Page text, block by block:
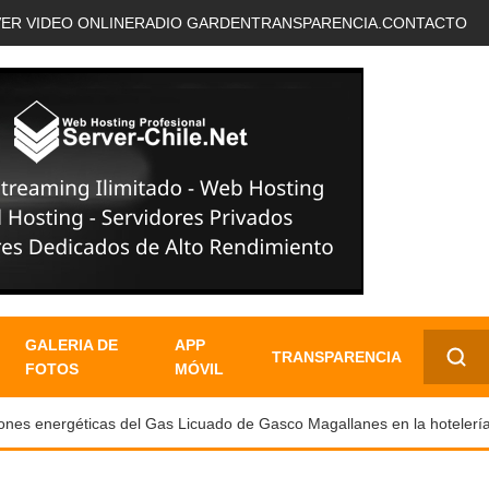
VIDEO ONLINERADIO GARDENTRANSPARENCIA. CONTACTO
GALERIA DE
FOTOS
APP
MÓVIL
TRANSPARENCIA
✕
energéticas del Gas Licuado de Gasco Magallanes en la hotelería